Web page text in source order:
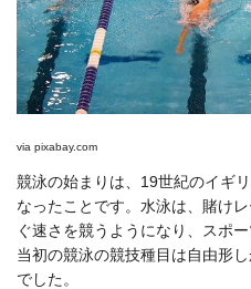
via pixabay.com
競泳の始まりは、19世紀のイギ
なったことです。水泳は、賭け
ぐ速さを競うようになり、スポ
当初の競泳の競技種目は自由形
でした。